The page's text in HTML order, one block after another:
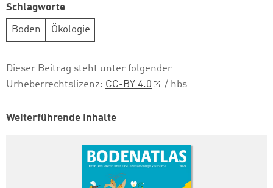
Schlagworte
Boden Ökologie
Dieser Beitrag steht unter folgender
Urheberrechtslizenz: CC-BY 4.0 / hbs
Weiterführende Inhalte